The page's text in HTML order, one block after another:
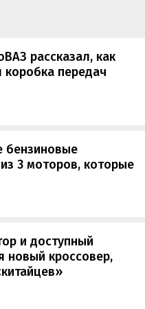
рассказал, как
коробка передач
бензиновые
3 моторов, которые
и доступный
новый кроссовер,